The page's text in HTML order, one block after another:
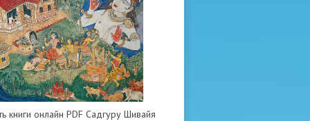
книги онлайн PDF Садгуру Шивайя